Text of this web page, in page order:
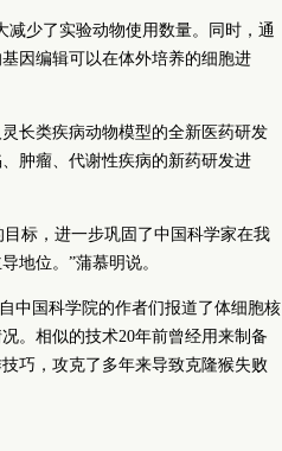
少了实验动物使用数量。同时，通
因编辑可以在体外培养的细胞进
长类疾病动物模型的全新医药研发
肿瘤、代谢性疾病的新药研发进
标，进一步巩固了中国科学家在我
地位。”蒲慕明说。
中国科学院的作者们报道了体细胞核
。相似的技术20年前曾经用来制备
巧，攻克了多年来导致克隆猴失败